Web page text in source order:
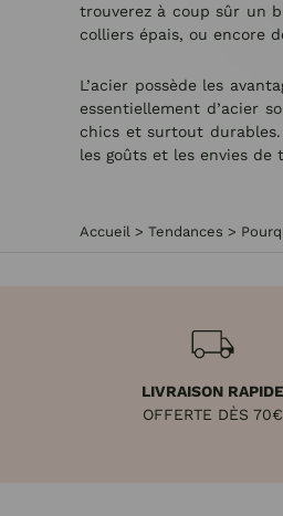
trouverez à coup sûr un
colliers épais, ou encore
L’acier possède les
essentiellement d’acier
chics et surtout
les goûts et les envies de
Accueil > Tendances >
LIVRAISON RAPIDE
OFFERTE DÈS 70€